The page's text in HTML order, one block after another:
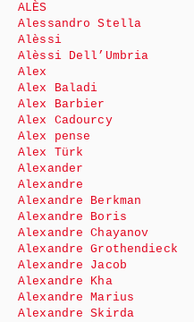
ALÈS
Alessandro Stella
Alèssi
Alèssi Dell’Umbria
Alex
Alex Baladi
Alex Barbier
Alex Cadourcy
Alex pense
Alex Türk
Alexander
Alexandre
Alexandre Berkman
Alexandre Boris
Alexandre Chayanov
Alexandre Grothendieck
Alexandre Jacob
Alexandre Kha
Alexandre Marius
Alexandre Skirda